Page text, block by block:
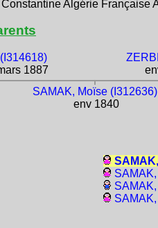
Algérie Française
1887
SAMAK, Moïse (I312636)
env 1840